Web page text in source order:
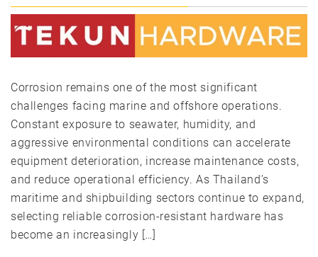
Corrosion remains one of the most significant
challenges facing marine and offshore operations.
Constant exposure to seawater, humidity, and
aggressive environmental conditions can accelerate
equipment deterioration, increase maintenance costs,
and reduce operational efficiency. As Thailand’s
maritime and shipbuilding sectors continue to expand,
selecting reliable corrosion-resistant hardware has
become an increasingly […]